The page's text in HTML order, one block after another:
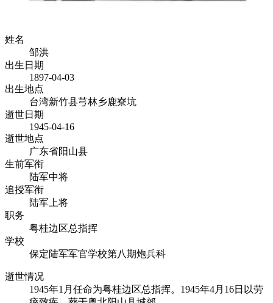
姓名
邹洪
出生日期
1897-04-03
出生地点
台湾新竹县芎林乡鹿寮坑
逝世日期
1945-04-16
逝世地点
广东省阳山县
生前军衔
陆军中将
追授军衔
陆军上将
职务
粤桂边区总指挥
学校
保定陆军军官学校第八期炮兵科
逝世情况
1945年1月任命为粤桂边区总指挥。1945年4月16日以劳